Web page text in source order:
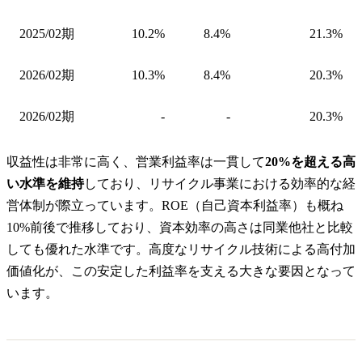
2025/02期 10.2% 8.4% 21.3%
2026/02期 10.3% 8.4% 20.3%
2026/02期 - - 20.3%
収益性は非常に高く、営業利益率は一貫して20%を超える高
い水準を維持しており、リサイクル事業における効率的な経
営体制が際立っています。ROE（自己資本利益率）も概ね
10%前後で推移しており、資本効率の高さは同業他社と比較
しても優れた水準です。高度なリサイクル技術による高付加
価値化が、この安定した利益率を支える大きな要因となって
います。